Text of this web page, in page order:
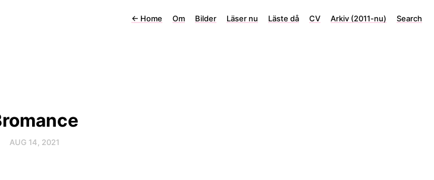
← Home Om Bilder Läser nu Läste då CV Arkiv (2011-nu) Search
AUG 14, 2021